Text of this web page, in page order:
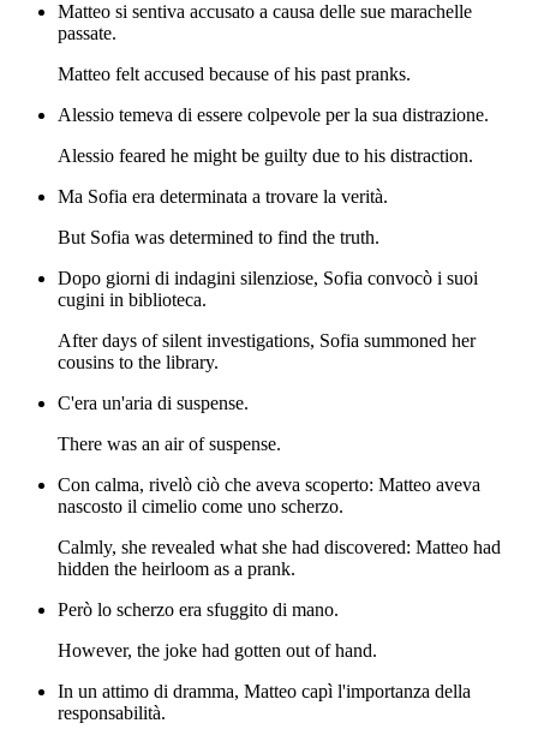
Matteo si sentiva accusato a causa delle sue marachelle
passate.
Matteo felt accused because of his past pranks.
Alessio temeva di essere colpevole per la sua distrazione.
Alessio feared he might be guilty due to his distraction.
Ma Sofia era determinata a trovare la verità.
But Sofia was determined to find the truth.
Dopo giorni di indagini silenziose, Sofia convocò i suoi
cugini in biblioteca.
After days of silent investigations, Sofia summoned her
cousins to the library.
C'era un'aria di suspense.
There was an air of suspense.
Con calma, rivelò ciò che aveva scoperto: Matteo aveva
nascosto il cimelio come uno scherzo.
Calmly, she revealed what she had discovered: Matteo had
hidden the heirloom as a prank.
Però lo scherzo era sfuggito di mano.
However, the joke had gotten out of hand.
In un attimo di dramma, Matteo capì l'importanza della
responsabilità.